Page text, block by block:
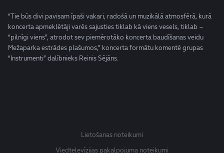
“Tie būs divi pavisam īpaši vakari, radošā un muzikālā atmosfērā, kurā
koncerta apmeklētāji varēs sajusties tiklab kā viens vesels, tiklab –
“pilnīgi viens”, atrodot sev piemērotāko koncerta baudīšanas veidu
Mežaparka estrādes plašumos,” koncerta formātu komentē grupas
“Instrumenti” dalībnieks Reinis Sējāns.
Lietošanas noteikumi
Viedtelevīzijas pakalpojuma noteikumi